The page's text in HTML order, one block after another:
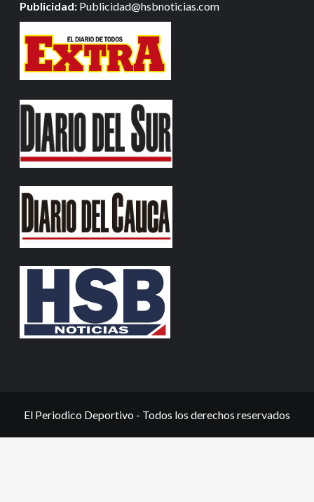
Publicidad: Publicidad@hsbnoticias.com